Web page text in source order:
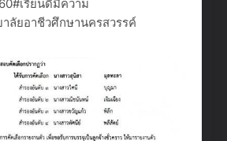
เรียนดีมีความ
ลัยอาชีวศึกษานครสวรรค์